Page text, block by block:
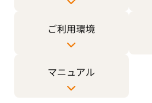
ご利用環境
マニュアル